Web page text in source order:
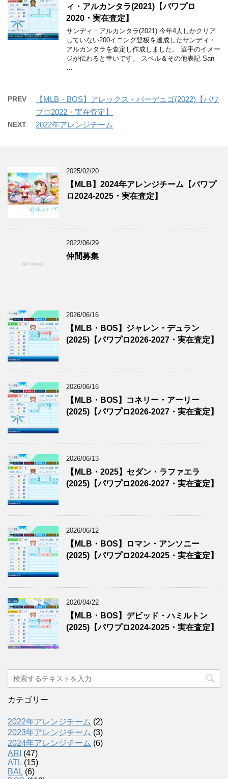
ィ・アルカンタラ(2021)【パワプロ
2020・実在査定】
サンディ・アルカンタラ(2021) 今年4人しかクリア
していない200イニング登板を達成したサンディ・
アルカンタラを査定し作成しました。 選手のイメー
ジが伝わると幸いです。 スペル＆その他表記 San
…
PREV
【MLB・BOS】アレックス・バーデュゴ(2022)【パワ
プロ2022・実在査定】
NEXT 2022年アレンジチーム
2025/02/20
【MLB】2024年アレンジチーム【パワプ
ロ2024-2025・実在査定】
2022/06/29
仲間募集
2026/06/16
【MLB・BOS】ジャレン・デュラン
(2025)【パワプロ2026-2027・実在査定】
2026/06/16
【MLB・BOS】コネリー・アーリー
(2025)【パワプロ2026-2027・実在査定】
2026/06/13
【MLB・2025】セダン・ラファエラ
(2025)【パワプロ2026-2027・実在査定】
2026/06/12
【MLB・BOS】ロマン・アンソニー
(2025)【パワプロ2024-2025・実在査定】
2026/04/22
【MLB・BOS】デビッド・ハミルトン
(2025)【パワプロ2024-2025・実在査定】
カテゴリー
2022年アレンジチーム (2)
2023年アレンジチーム (3)
2024年アレンジチーム (6)
ARI (47)
ATL(15)
BAL(6)